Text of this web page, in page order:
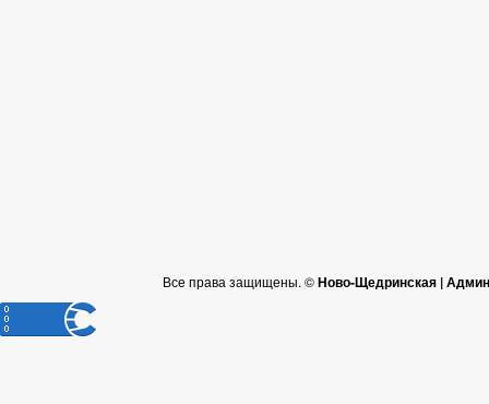
Все права защищены. ©Ново-Щедринская |